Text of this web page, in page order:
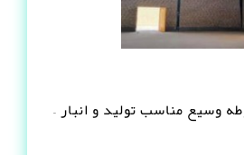
وسیع مناسب تولید و انبار –